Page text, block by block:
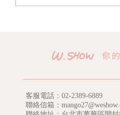
客服電話： 02-2389-6889
聯絡信箱：